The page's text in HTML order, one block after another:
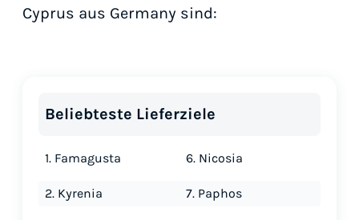
Cyprus aus Germany sind:
Beliebteste Lieferziele
1. Famagusta
2. Kyrenia
6. Nicosia
7. Paphos